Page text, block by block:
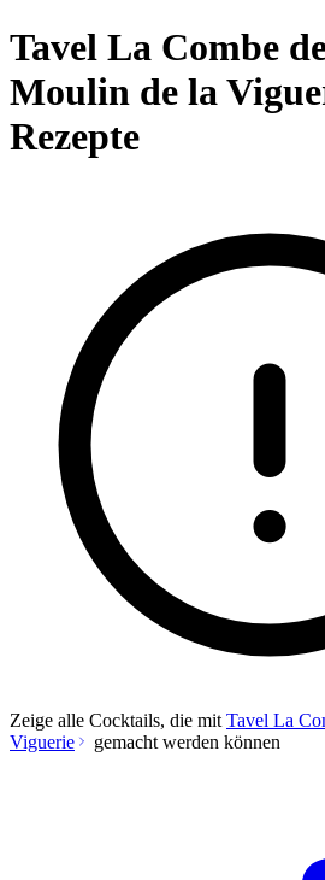
Tavel La Combe
Moulin de la
Rezepte
Zeige alle Cocktails, die mit Tavel La
Viguerie
gemacht werden können